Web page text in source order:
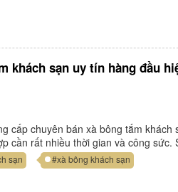
khách sạn uy tín hàng đầu
cấp chuyên bán xà bông tắm khách
cần rất nhiều thời gian và công sức.
sạn #xà bông khách sạn